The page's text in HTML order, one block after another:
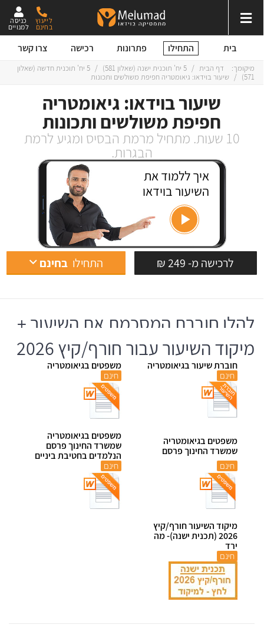
כניסה
למנויים
לייעוץ
בחינם
בית התחילו פתרונות רכישה צרו קשר
שיעור בוידאו: גיאומטריה
חפיפת משולשים ותכונות
10 שעות. מתחיל מרמת הבסיס ומגיע לרמת
הבגרות.
לרכישה מ- 249 ₪ התחילובחינם
איך ללמוד את
השיעור בוידאו
מיקומך: דף הבית / 5 יח' תוכנית ישנה (שאלון 581 )
/ 5 יח' תוכנית חדשה (שאלון
571
)
/ שיעור בוידאו: גיאומטריה חפיפת משולשים ותכונות
להלן חוברת המסכמת את השיעור +
מיקוד השיעור עבור חורף/קיץ 2026
חוברת שיעור בגיאומטריה
חינם
משפטים בגיאומטריה
חינם
משפטים בגיאומטריה
שמשרד החינוך פרסם
חינם
משפטים בגיאומטריה
שמשרד החינוך פרסם
הנלמדים בחטיבת ביניים
חינם
מיקוד השיעור חורף/קיץ
2026 (תכנית ישנה)- מה
ירד
חינם